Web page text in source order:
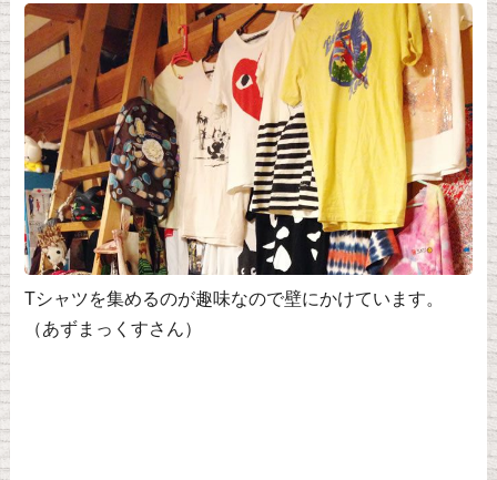
Tシャツを集めるのが趣味なので壁にかけています。
（あずまっくすさん）